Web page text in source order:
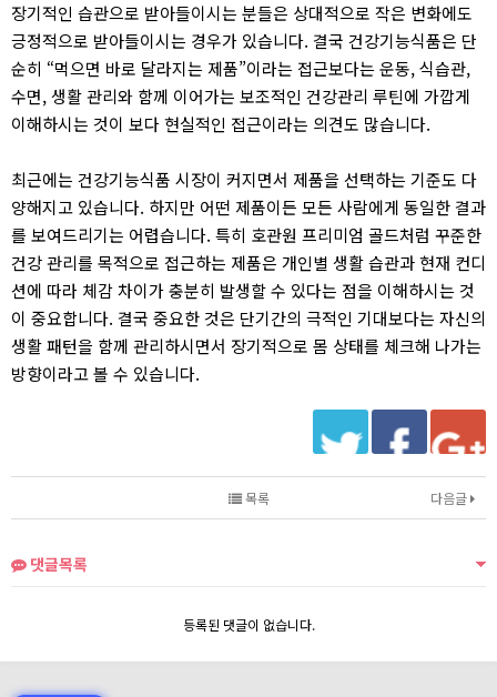
장기적인 습관으로 받아들이시는 분들은 상대적으로 작은 변화에도
긍정적으로 받아들이시는 경우가 있습니다. 결국 건강기능식품은 단
순히 “먹으면 바로 달라지는 제품”이라는 접근보다는 운동, 식습관,
수면, 생활 관리와 함께 이어가는 보조적인 건강관리 루틴에 가깝게
이해하시는 것이 보다 현실적인 접근이라는 의견도 많습니다.
최근에는 건강기능식품 시장이 커지면서 제품을 선택하는 기준도 다
양해지고 있습니다. 하지만 어떤 제품이든 모든 사람에게 동일한 결과
를 보여드리기는 어렵습니다. 특히 호관원 프리미엄 골드처럼 꾸준한
건강 관리를 목적으로 접근하는 제품은 개인별 생활 습관과 현재 컨디
션에 따라 체감 차이가 충분히 발생할 수 있다는 점을 이해하시는 것
이 중요합니다. 결국 중요한 것은 단기간의 극적인 기대보다는 자신의
생활 패턴을 함께 관리하시면서 장기적으로 몸 상태를 체크해 나가는
방향이라고 볼 수 있습니다.
다음글
목록
댓글목록
등록된 댓글이 없습니다.